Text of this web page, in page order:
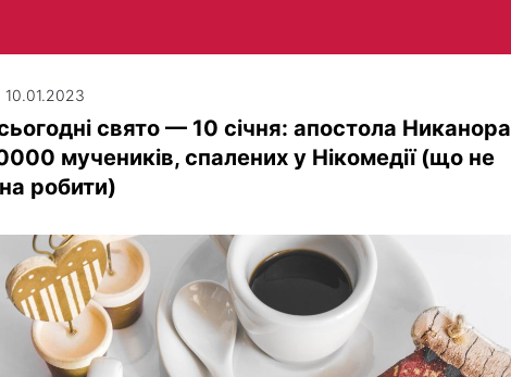
свято — 10 січня: апостола Никанора
мучеників, спалених у Нікомедії (що не
робити)